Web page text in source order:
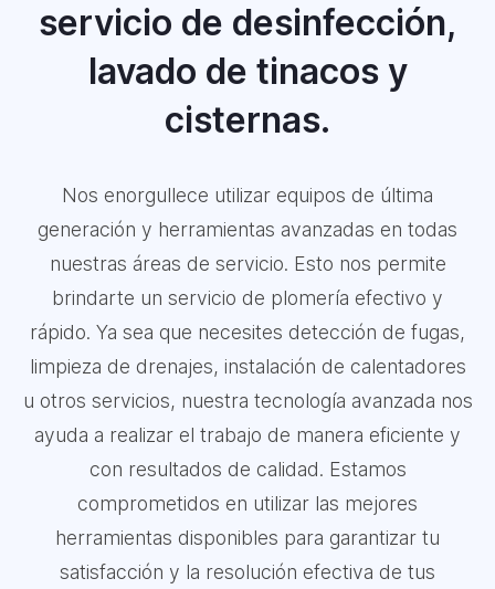
servicio de desinfección,
lavado de tinacos y
cisternas.
Nos enorgullece utilizar equipos de última
generación y herramientas avanzadas en todas
nuestras áreas de servicio. Esto nos permite
brindarte un servicio de plomería efectivo y
rápido. Ya sea que necesites detección de fugas,
limpieza de drenajes, instalación de calentadores
u otros servicios, nuestra tecnología avanzada nos
ayuda a realizar el trabajo de manera eficiente y
con resultados de calidad. Estamos
comprometidos en utilizar las mejores
herramientas disponibles para garantizar tu
satisfacción y la resolución efectiva de tus